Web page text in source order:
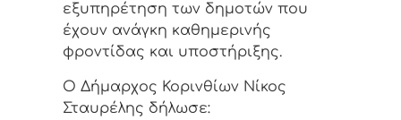
εξυπηρέτηση των δημοτών που
έχουν ανάγκη καθημερινής
φροντίδας και υποστήριξης.
Ο Δήμαρχος Κορινθίων Νίκος
Σταυρέλης δήλωσε: